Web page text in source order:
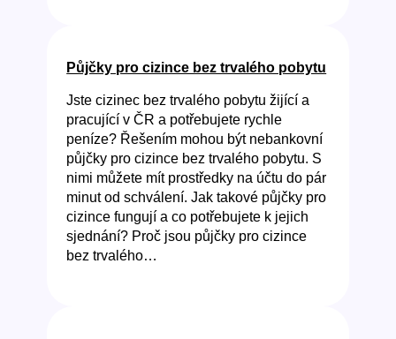
Půjčky pro cizince bez trvalého pobytu
Jste cizinec bez trvalého pobytu žijící a
pracující v ČR a potřebujete rychle
peníze? Řešením mohou být nebankovní
půjčky pro cizince bez trvalého pobytu. S
nimi můžete mít prostředky na účtu do pár
minut od schválení. Jak takové půjčky pro
cizince fungují a co potřebujete k jejich
sjednání? Proč jsou půjčky pro cizince
bez trvalého…